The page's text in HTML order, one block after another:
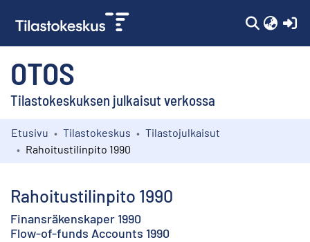
OTOS
Tilastokeskuksen julkaisut verkossa
Kokoelmat
Etusivu Tilastokeskus
Tilastojulkaisut
Rahoitustilinpito 1990
Rahoitustilinpito 1990
Finansräkenskaper 1990
Flow-of-funds Accounts 1990